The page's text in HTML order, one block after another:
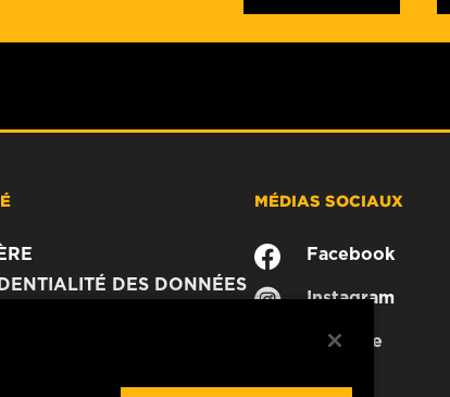
DES DONNÉES
MÉDIAS SOCIAUX
Facebook
Instagram
YouTube